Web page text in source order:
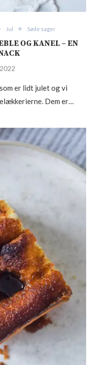
Jul Søde sager
OG KANEL – EN
er lidt julet og vi
Dem er…